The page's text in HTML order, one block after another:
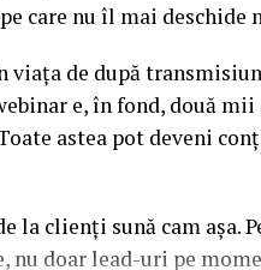
care nu îl mai deschide
viața de după
e, în fond, două
astea pot deveni
la clienți sună cam așa.
nu doar lead-uri pe